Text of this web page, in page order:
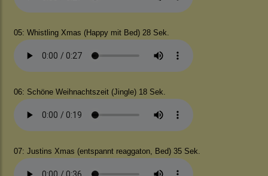
05: Whistling Xmas (Happy mit Bed) 28 Sek.
06: Schöne Weihnachtszeit (Jingle) 18 Sek.
07: Justins Xmas (entspannt reaggaton, Bed) 35 Sek.